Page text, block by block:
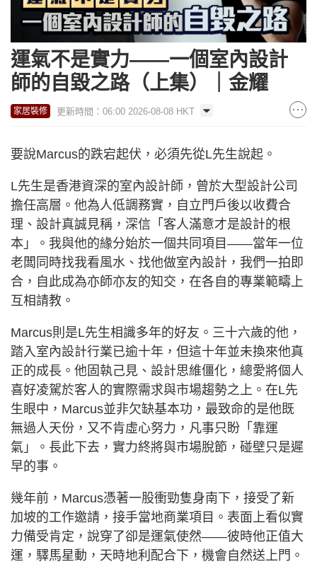
運氣不是實力——一個室內設計
師的自毀之路（上集）｜金耀
家居裝修 更新時間：06:00 2026-08-08 HKT
要說Marcus的跌宕起伏，必須先從L先生說起。
L先生是香港資深的室內設計師，曾於大型設計公司
擔任高層。他為人低調務實，自立門戶後以收費合
理、設計真誠見稱，深信「客人滿意才是設計的根
本」。我與他的緣分始於一個共同項目——當年一位
老闆同時找我看風水、找他做室內設計，我們一拍即
合，自此成為亦師亦友的知交，在各自的專業範疇上
互相請教。
Marcus則是L先生相識多年的好友。三十六歲的他，
踏入室內設計行業已逾十年，但這十年並未換來他真
正的成長。他固執己見、設計思維僵化，總愛將個人
喜好凌駕於客人的實際需求與市場趨勢之上。在L先
生眼中，Marcus並非欠缺基本功，最致命的是他既
無過人天份，又不肯虛心努力，凡事只盼「靠運
氣」。長此下去，實力終將與市場脫節，碰壁只是遲
早的事。
幾年前，Marcus憑著一股衝勁隻身南下，接受了新
加坡的工作邀請，接手當地商業項目。表面上看似實
力備受肯定，說穿了卻是運氣使然——彼時他正值大
運，驛馬星動，天時地利配合下，機會自然送上門。